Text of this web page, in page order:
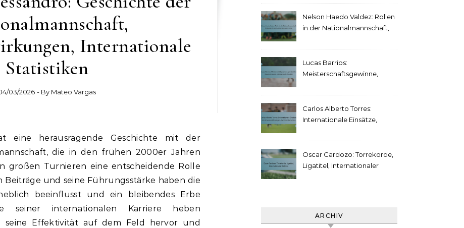
Internationale
Statistiken
03/2026 - By Mateo Vargas
die in den frühen 2000er Jahren
großen Turnieren eine entscheidende Rolle
Beiträge und seine Führungsstärke haben die
beeinflusst und ein bleibendes Erbe
seiner internationalen Karriere heben
seine Effektivität auf dem Feld hervor und
Internationale Statistiken
Nelson Haedo Valdez: Rollen
in der Nationalmannschaft,
Lucas Barrios:
Meisterschaftsgewinne,
internationale Einsätze
Carlos Alberto Torres:
Internationale Einsätze,
Oscar Cardozo: Torrekorde,
Ligatitel, Internationaler
ARCHIV